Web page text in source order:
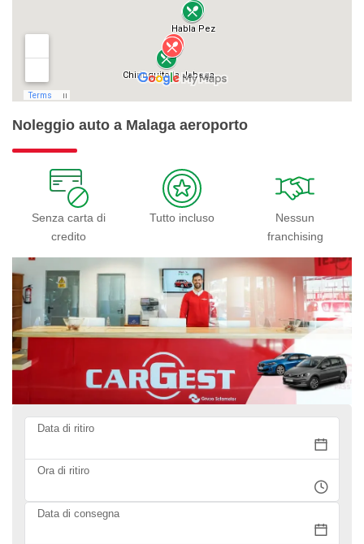
Noleggio auto a Malaga aeroporto
Senza carta di
credito
Tutto incluso
Nessun
franchising
Data di ritiro
Ora di ritiro
Data di consegna